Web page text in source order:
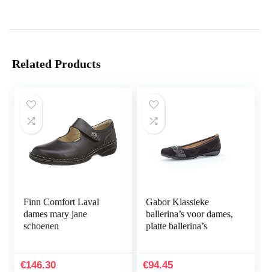
Related Products
Finn Comfort Laval
dames mary jane
schoenen
€146.30
Gabor Klassieke
ballerina’s voor dames,
platte ballerina’s
€94.45